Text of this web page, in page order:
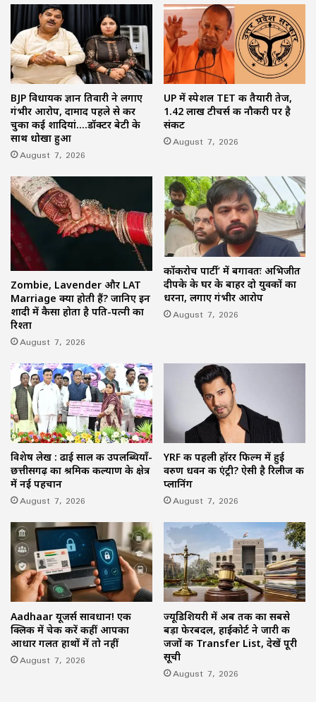
BJP विधायक ज्ञान तिवारी ने लगाए
गंभीर आरोप, दामाद पहले से कर
चुका कई शादियां….डॉक्टर बेटी के
साथ धोखा हुआ
August 7, 2026
UP में स्पेशल TET की तैयारी तेज,
1.42 लाख टीचर्स की नौकरी पर है
संकट
August 7, 2026
Zombie, Lavender और LAT
Marriage क्या होती हैं? जानिए इन
शादी में कैसा होता है पति-पत्नी का
रिश्ता
August 7, 2026
कॉकरोच पार्टी’ में बगावतः अभिजीत
दीपके के घर के बाहर दो युवकों का
धरना, लगाए गंभीर आरोप
August 7, 2026
विशेष लेख : ढाई साल की उपलब्धियाँ-
छत्तीसगढ़ का श्रमिक कल्याण के क्षेत्र
में नई पहचान
August 7, 2026
YRF की पहली हॉरर फिल्म में हुई
वरुण धवन की एंट्री? ऐसी है रिलीज की
प्लानिंग
August 7, 2026
Aadhaar यूजर्स सावधान! एक
क्लिक में चेक करें कहीं आपका
आधार गलत हाथों में तो नहीं
August 7, 2026
ज्यूडिशियरी में अब तक का सबसे
बड़ा फेरबदल, हाईकोर्ट ने जारी की
जजों की Transfer List, देखें पूरी
सूची
August 7, 2026